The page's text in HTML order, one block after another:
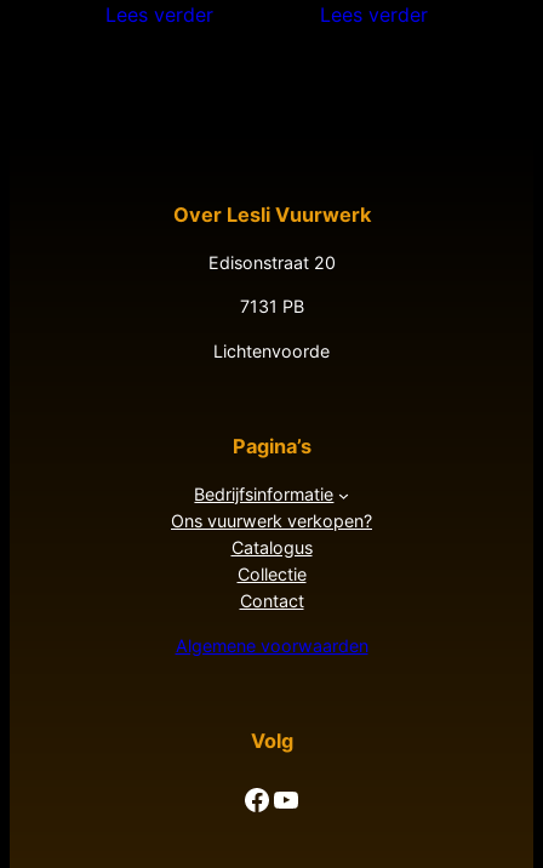
Lees verder Lees verder
Over Lesli Vuurwerk
Edisonstraat 20
7131 PB
Lichtenvoorde
Pagina’s
Bedrijfsinformatie
Ons vuurwerk verkopen?
Catalogus
Collectie
Contact
Algemene voorwaarden
Volg
Facebook YouTube